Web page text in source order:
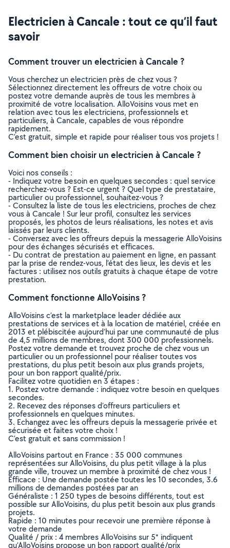
Electricien à Cancale : tout ce qu’il faut
savoir
Comment trouver un electricien à Cancale ?
Vous cherchez un electricien près de chez vous ?
Sélectionnez directement les offreurs de votre choix ou
postez votre demande auprès de tous les membres à
proximité de votre localisation. AlloVoisins vous met en
relation avec tous les electriciens, professionnels et
particuliers, à Cancale, capables de vous répondre
rapidement.
C’est gratuit, simple et rapide pour réaliser tous vos projets !
Comment bien choisir un electricien à Cancale ?
Voici nos conseils :
- Indiquez votre besoin en quelques secondes : quel service
recherchez-vous ? Est-ce urgent ? Quel type de prestataire,
particulier ou professionnel, souhaitez-vous ?
- Consultez la liste de tous les electriciens, proches de chez
vous à Cancale ! Sur leur profil, consultez les services
proposés, les photos de leurs réalisations, les notes et avis
laissés par leurs clients.
- Conversez avec les offreurs depuis la messagerie AlloVoisins
pour des échanges sécurisés et efficaces.
- Du contrat de prestation au paiement en ligne, en passant
par la prise de rendez-vous, l’état des lieux, les devis et les
factures : utilisez nos outils gratuits à chaque étape de votre
prestation.
Comment fonctionne AlloVoisins ?
AlloVoisins c’est la marketplace leader dédiée aux
prestations de services et à la location de matériel, créée en
2013 et plébiscitée aujourd’hui par une communauté de plus
de 4,5 millions de membres, dont 300 000 professionnels.
Postez votre demande et trouvez proche de chez vous un
particulier ou un professionnel pour réaliser toutes vos
prestations, du plus petit besoin aux plus grands projets,
pour un bon rapport qualité/prix.
Facilitez votre quotidien en 3 étapes :
1. Postez votre demande : indiquez votre besoin en quelques
secondes.
2. Recevez des réponses d’offreurs particuliers et
professionnels en quelques minutes.
3. Echangez avec les offreurs depuis la messagerie privée et
sécurisée et faites votre choix !
C’est gratuit et sans commission !
AlloVoisins partout en France : 35 000 communes
représentées sur AlloVoisins, du plus petit village à la plus
grande ville, trouvez un membre à proximité de chez vous !
Efficace : Une demande postée toutes les 10 secondes, 3.6
millions de demandes postées par an
Généraliste : 1 250 types de besoins différents, tout est
possible sur AlloVoisins, du plus petit besoin aux plus grands
projets.
Rapide : 10 minutes pour recevoir une première réponse à
votre demande
Qualité / prix : 4 membres AlloVoisins sur 5* indiquent
qu’AlloVoisins propose un bon rapport qualité/prix